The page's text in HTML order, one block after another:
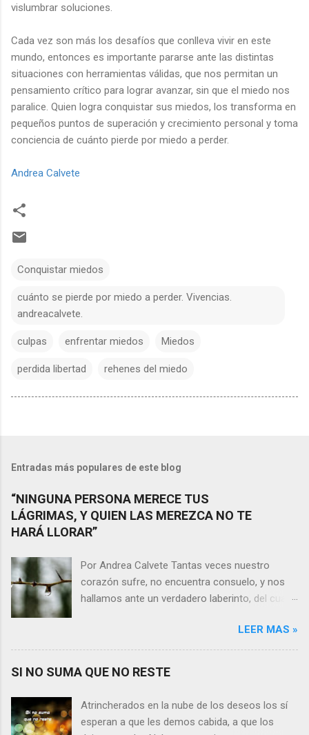
vislumbrar soluciones.
Cada vez son más los desafíos que conlleva vivir en este
mundo, entonces es importante pararse ante las distintas
situaciones con herramientas válidas, que nos permitan un
pensamiento crítico para lograr avanzar, sin que el miedo nos
paralice. Quien logra conquistar sus miedos, los transforma en
pequeños puntos de superación y crecimiento personal y toma
conciencia de cuánto pierde por miedo a perder.
Andrea Calvete
Conquistar miedos
cuánto se pierde por miedo a perder. Vivencias.
andreacalvete.
culpas enfrentar miedos Miedos
perdida libertad rehenes del miedo
Entradas más populares de este blog
“NINGUNA PERSONA MERECE TUS
LÁGRIMAS, Y QUIEN LAS MEREZCA NO TE
HARÁ LLORAR”
Por Andrea Calvete Tantas veces nuestro
corazón sufre, no encuentra consuelo, y nos
hallamos ante un verdadero laberinto, del cual
razones pierden el sentido, y las respuestas se
alejan tan distantes que no alcanzamos a
nuestras lágrimas?, quizás quien esté
Por otra parte, si nos ponemos a pensar en
LEER MAS »
SI NO SUMA QUE NO RESTE
Atrincherados en la nube de los deseos los sí
esperan a que les demos cabida, a que los